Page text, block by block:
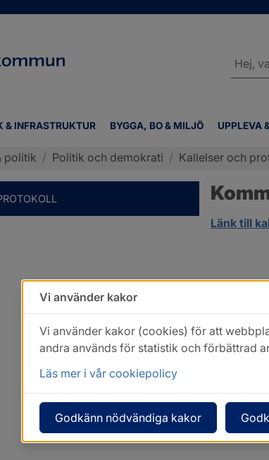
& INFRASTRUKTUR BYGGA, BO & MILJÖ UPPLEVA
politik / Politik och demokrati / Kallelser och
Länk till
Vi använder kakor
Vi använder kakor (cookies) för att
andra används för statistik och förbättrad
Läs mer i vår cookiepolicy
Godkänn nödvändiga kakor